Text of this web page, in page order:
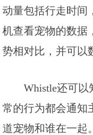
动量包括行走时间
机查看宠物的数据
势相对比，并可以
Whistle还可
常的行为都会通知
道宠物和谁在一起